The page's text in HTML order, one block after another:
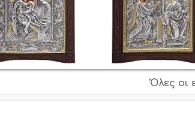
Όλες οι